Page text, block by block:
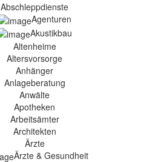
Abschleppdienste
Agenturen
Akustikbau
Altenheime
Altersvorsorge
Anhänger
Anlageberatung
Anwälte
Apotheken
Arbeitsämter
Architekten
Ärzte
Ärzte & Gesundheit